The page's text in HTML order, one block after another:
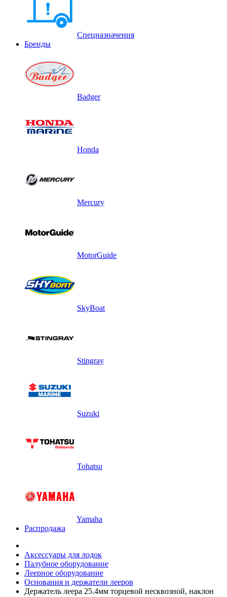
Спецназначения
Бренды
Badger
Honda
Mercury
MotorGuide
SkyBoat
Stingray
Suzuki
Tohatsu
Yamaha
Распродажа
Аксессуары для лодок
Палубное оборудование
Леерное оборудование
Основания и держатели лееров
Держатель леера 25.4мм торцевой несквозной, наклон